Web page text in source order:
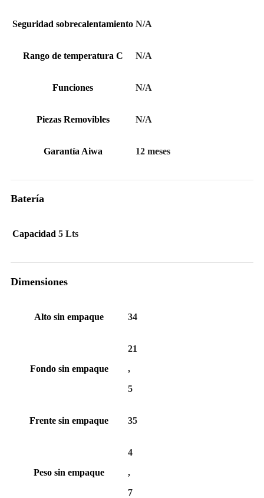
Seguridad sobrecalentamiento N/A
Rango de temperatura C N/A
Funciones N/A
Piezas Removibles N/A
Garantía Aiwa 12 meses
Batería
Capacidad 5 Lts
Dimensiones
Alto sin empaque 34
Fondo sin empaque
21
,
5
Frente sin empaque 35
Peso sin empaque
4
,
7